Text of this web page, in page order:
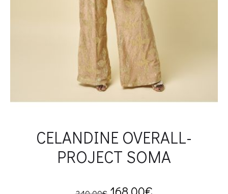
CELANDINE OVERALL-
PROJECT SOMA